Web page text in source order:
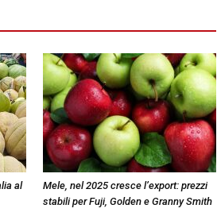
al
Mele, nel 2025 cresce l’export: prezzi
stabili per Fuji, Golden e Granny Smith